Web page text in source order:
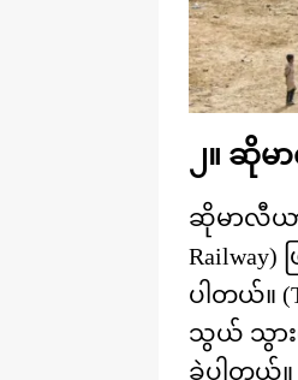
၂။ ဆို
ဆိုမာလီယာ
ပါတယ်။
သွယ် သွား
ခဲ့ပါတယ်။